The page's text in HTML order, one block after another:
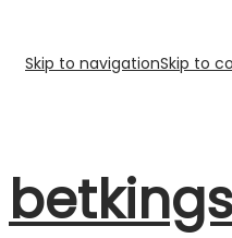
Skip to navigationSkip to